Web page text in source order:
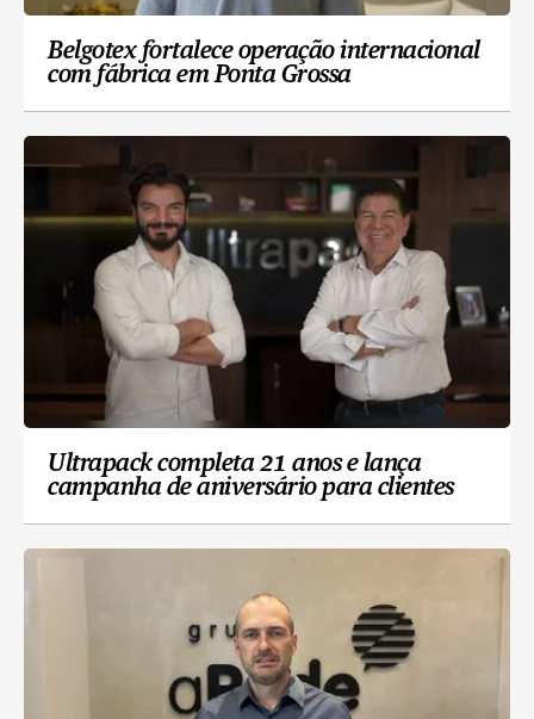
Belgotex fortalece operação internacional
com fábrica em Ponta Grossa
Ultrapack completa 21 anos e lança
campanha de aniversário para clientes